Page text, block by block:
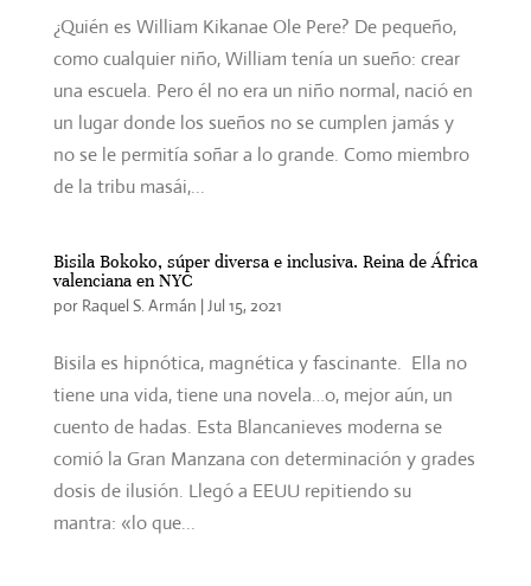
¿Quién es William Kikanae Ole Pere? De pequeño,
como cualquier niño, William tenía un sueño: crear
una escuela. Pero él no era un niño normal, nació en
un lugar donde los sueños no se cumplen jamás y
no se le permitía soñar a lo grande. Como miembro
de la tribu masái,...
Bisila Bokoko, súper diversa e inclusiva. Reina de África
valenciana en NYC
por Raquel S. Armán |Jul 15, 2021
Bisila es hipnótica, magnética y fascinante. Ella no
tiene una vida, tiene una novela…o, mejor aún, un
cuento de hadas. Esta Blancanieves moderna se
comió la Gran Manzana con determinación y grades
dosis de ilusión. Llegó a EEUU repitiendo su
mantra: «lo que...